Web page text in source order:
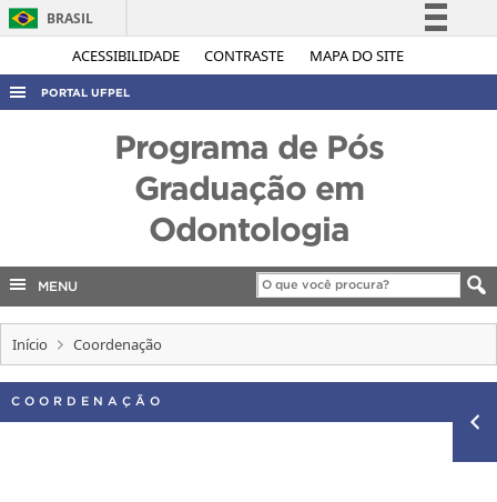
ACESSIBILIDADE CONTRASTE MAPA DO SITE
BRASIL
Simplifique!
Acesso à informação
Legislação
Canais
PORTAL UFPEL
EDITAIS
PORTARIAS
Programa de Pós
Graduação em
Odontologia
MENU
Início Coordenação
COORDENAÇÃO